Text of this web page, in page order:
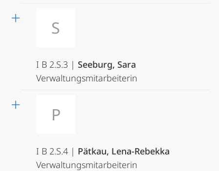
S
I B 2.S.3 | Seeburg, Sara
Verwaltungsmitarbeiterin
P
I B 2.S.4 | Pätkau, Lena-Rebekka
Verwaltungsmitarbeiterin